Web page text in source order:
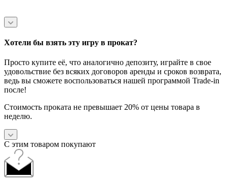
Хотели бы взять эту игру в прокат?
Просто купите её, что аналогично депозиту, играйте в свое
удовольствие без всяких договоров аренды и сроков возврата,
ведь вы сможете воспользоваться нашей программой Trade-in
после!
Стоимость проката не превышает 20% от цены товара в
неделю.
С этим товаром покупают